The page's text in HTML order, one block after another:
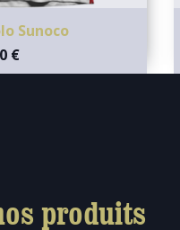
Sunoco
€
produits